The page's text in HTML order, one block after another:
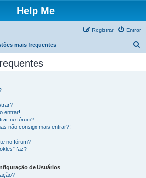
Help Me
Entrar
Registrar
mais frequentes
entrar!
no fórum?
não consigo mais entrar?!
no fórum?
faz?
de Usuários